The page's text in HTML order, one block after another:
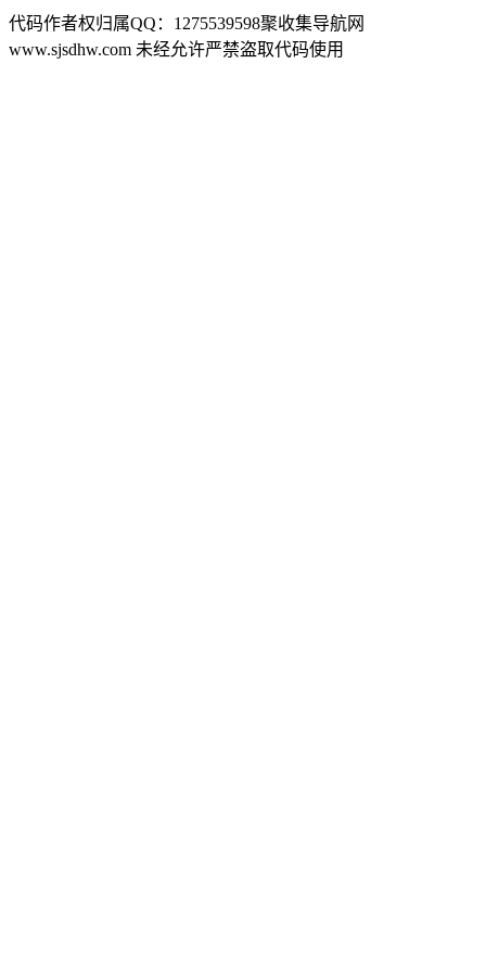
代码作者权归属QQ：1275539598聚收集导航网
www.sjsdhw.com 未经允许严禁盗取代码使用